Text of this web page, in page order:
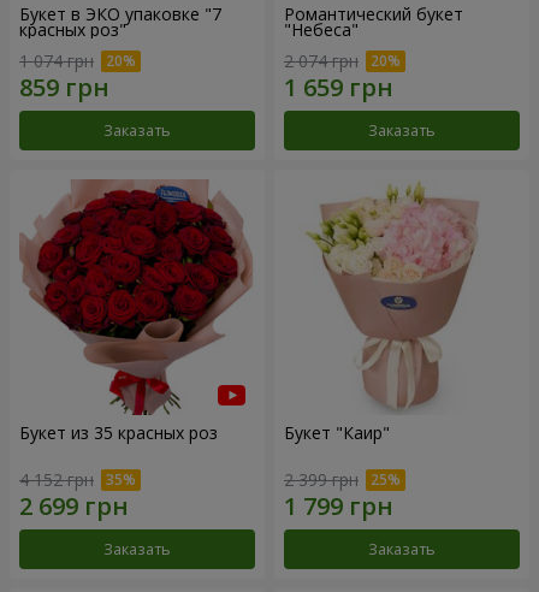
Букет в ЭКО упаковке "7
красных роз"
1 074 грн
Заказать
Романтический букет
"Небеса"
2 074 грн
Заказать
Букет из 35 красных роз
4 152 грн
Заказать
Букет "Каир"
2 399 грн
Заказать